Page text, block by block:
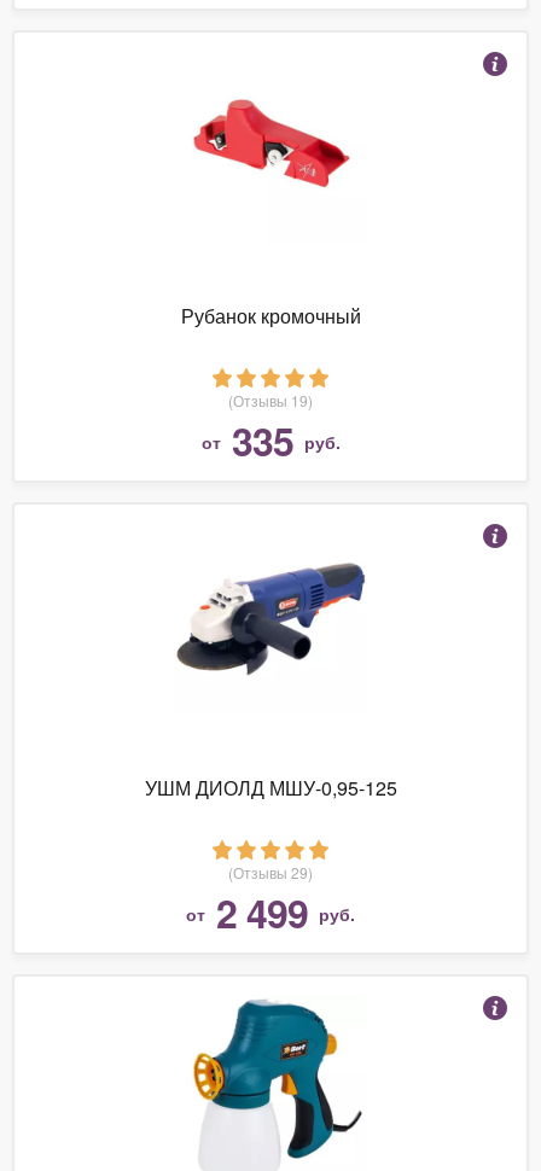
Рубанок кромочный
(Отзывы 19)
от 335 руб.
УШМ ДИОЛД МШУ-0,95-125
(Отзывы 29)
от 2 499 руб.